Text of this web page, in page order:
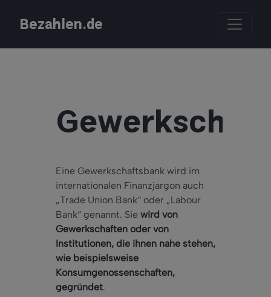
Bezahlen.de
Eine Gewerkschaftsbank wird im
internationalen Finanzjargon auch
„Trade Union Bank“ oder „Labour
Bank“ genannt. Sie wird von
Gewerkschaften oder von
Institutionen, die ihnen nahe stehen,
wie beispielsweise
Konsumgenossenschaften,
gegründet.